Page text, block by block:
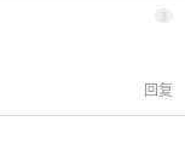
3
回复